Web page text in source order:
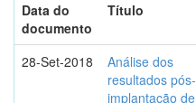
Data do
documento
Título
28-Set-2018
Análise dos
resultados pós-
implantação de